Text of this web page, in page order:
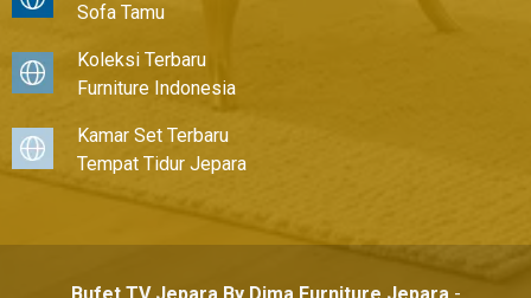
Sofa Tamu
Koleksi Terbaru
Furniture Indonesia
Kamar Set Terbaru
Tempat Tidur Jepara